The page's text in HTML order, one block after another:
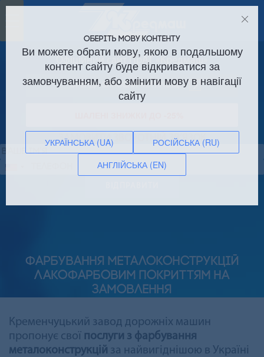
Офіційний сайт ПрАТ «Кредмаш»
Оренда виробничих площ!
ЗАМОВИТИ ЗВОРОТНІЙ ЗВ’ЯЗОК
ФАРБУВАННЯ МЕТАЛОКОНСТРУКЦІЙ
ЛАКОФАРБОВИМ ПОКРИТТЯМ НА
ЗАМОВЛЕННЯ
Кременчуцький завод дорожніх машин
пропонує свої послуги з фарбування
металоконструкцій за найвигіднішою в Україні
ОБЕРІТЬ МОВУ КОНТЕНТУ
Ви можете обрати мову, якою в подальшому
контент сайту буде відкриватися за
замовчуванням, або змінити мову в навігації
сайту
УКРАЇНСЬКА (UA)
РОСІЙСЬКА (RU)
АНГЛІЙСЬКА (EN)